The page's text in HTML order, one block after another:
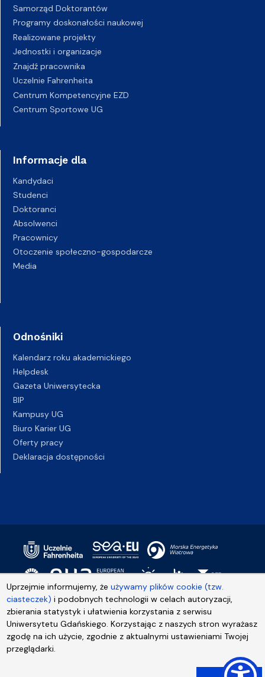
Uprzejmie informujemy, żeużywamy plików cookie (tzw.
ciasteczek) i podobnych technologii w celach autoryzacji,
zbierania statystyk i ułatwienia korzystania z serwisu
Uniwersytetu Gdańskiego. Korzystając z naszych stron wyrażasz
zgodę na ich użycie, zgodnie z aktualnymi ustawieniami Twojej
przeglądarki.
Samorząd Doktorantów
Programy doskonałości naukowej
Realizowane projekty
Jednostki i organizacje
Znajdź pracownika
Uczelnie Fahrenheita
Centrum Kompetencyjne EZD
Centrum Sportowe UG
Informacje dla
Kandydaci
Studenci
Doktoranci
Absolwenci
Pracownicy
Otoczenie społeczno-gospodarcze
Media
Odnośniki
Kalendarz roku akademickiego
Helpdesk
Gazeta Uniwersytecka
BIP
Kampusy UG
Biuro Karier UG
Oferty pracy
Deklaracja dostępności